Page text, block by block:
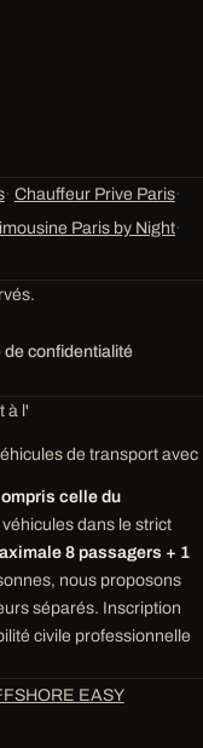
· Chauffeur Prive Paris·
Paris by Night·
de confidentialité
à l'
de transport avec
celle du
dans le strict
8 passagers + 1
nous proposons
séparés. Inscription
civile professionnelle
EASY